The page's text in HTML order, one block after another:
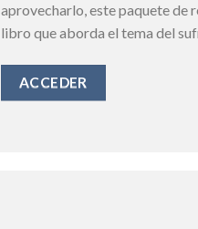
aprovecharlo, este paquete de
libro que aborda el tema del
ACCEDER